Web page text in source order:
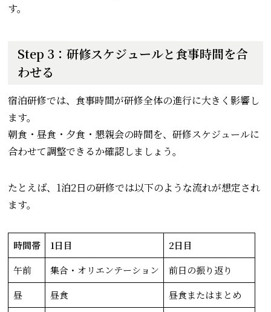
す。
Step 3：研修スケジュールと食事時間を合
わせる
宿泊研修では、食事時間が研修全体の進行に大きく影響し
ます。
朝食・昼食・夕食・懇親会の時間を、研修スケジュールに
合わせて調整できるか確認しましょう。
たとえば、1泊2日の研修では以下のような流れが想定され
ます。
時間帯 1日目
2日目
午前
集合・オリエンテーション
前日の振り返り
昼
昼食
昼食またはまとめ